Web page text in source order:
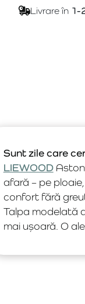
Livrare în 1-
Sunt zile care
LIEWOODAston
afară – pe
confort fără
Talpa modelată
mai ușoară. O